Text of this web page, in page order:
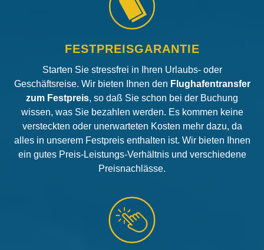
FESTPREISGARANTIE
Starten Sie stressfrei in Ihren Urlaubs- oder
Geschäftsreise. Wir bieten Ihnen den Flughafentransfer
zum Festpreis, so daß Sie schon bei der Buchung
wissen, was Sie bezahlen werden. Es kommen keine
versteckten oder unerwarteten Kosten mehr dazu, da
alles in unserem Festpreis enthalten ist. Wir bieten Ihnen
ein gutes Preis-Leistungs-Verhältnis und verschiedene
Preisnachlässe.